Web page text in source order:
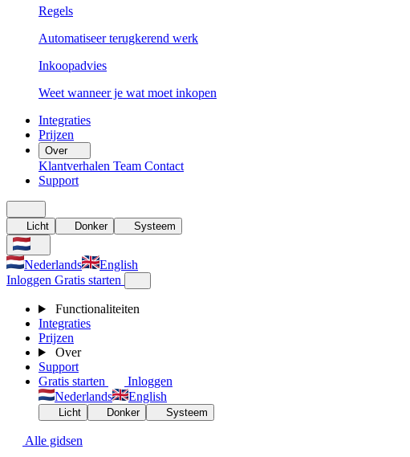
Regels
Automatiseer terugkerend werk
Inkoopadvies
Weet wanneer je wat moet inkopen
Integraties
Prijzen
Over
Klantverhalen Team Contact
Support
Licht Donker Systeem
Nederlands
English
Inloggen Gratis starten
Functionaliteiten
Integraties
Prijzen
Over
Support
Gratis starten
Inloggen
Nederlands
English
Licht Donker Systeem
Alle gidsen